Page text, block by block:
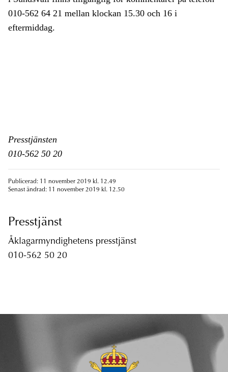
010-562 64 21 mellan klockan 15.30 och 16 i
eftermiddag.
Presstjänsten
010-562 50 20
Publicerad: 11 november 2019 kl. 12.49
Senast ändrad: 11 november 2019 kl. 12.50
Presstjänst
Åklagarmyndighetens presstjänst
010-562 50 20